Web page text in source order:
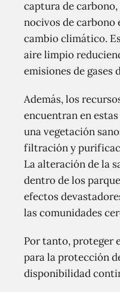
captura de
nocivos de carbono
cambio climático.
aire limpio
emisiones de gases
Además, los
encuentran en
una vegetación
filtración y
La alteración de la
dentro de los
efectos
las comunidades
Por tanto, proteger
para la protección
disponibilidad